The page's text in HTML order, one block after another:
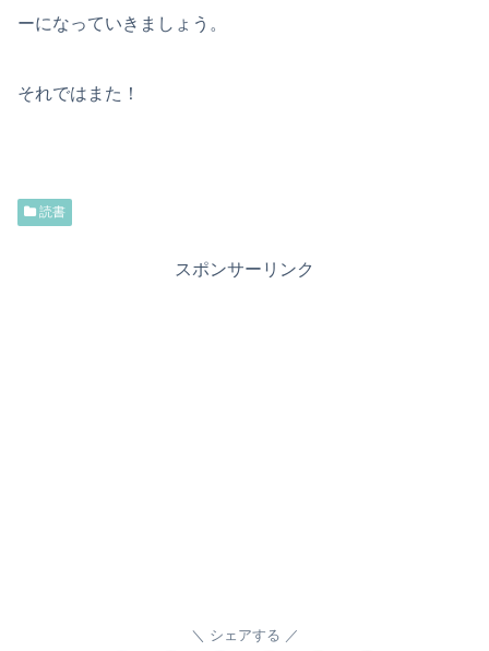
ーになっていきましょう。
それではまた！
読書
スポンサーリンク
シェアする